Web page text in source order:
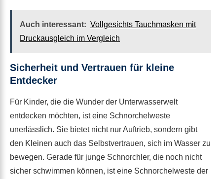
Auch interessant: Vollgesichts Tauchmasken mit
Druckausgleich im Vergleich
Sicherheit und Vertrauen für kleine
Entdecker
Für Kinder, die die Wunder der Unterwasserwelt
entdecken möchten, ist eine Schnorchelweste
unerlässlich. Sie bietet nicht nur Auftrieb, sondern gibt
den Kleinen auch das Selbstvertrauen, sich im Wasser zu
bewegen. Gerade für junge Schnorchler, die noch nicht
sicher schwimmen können, ist eine Schnorchelweste der